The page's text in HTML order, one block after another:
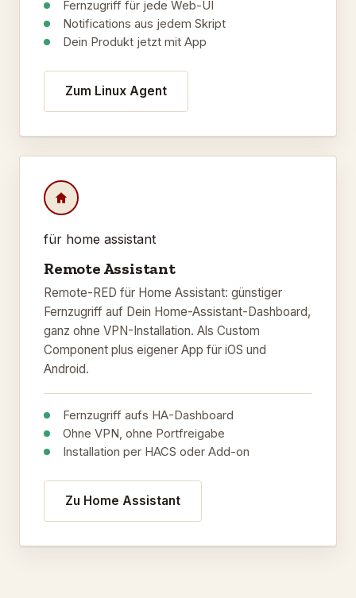
Fernzugriff für jede Web-UI
Notifications aus jedem Skript
Dein Produkt jetzt mit App
Zum Linux Agent
für home assistant
Remote Assistant
Remote-RED für Home Assistant: günstiger
Fernzugriff auf Dein Home-Assistant-Dashboard,
ganz ohne VPN-Installation. Als Custom
Component plus eigener App für iOS und
Android.
Fernzugriff aufs HA-Dashboard
Ohne VPN, ohne Portfreigabe
Installation per HACS oder Add-on
Zu Home Assistant